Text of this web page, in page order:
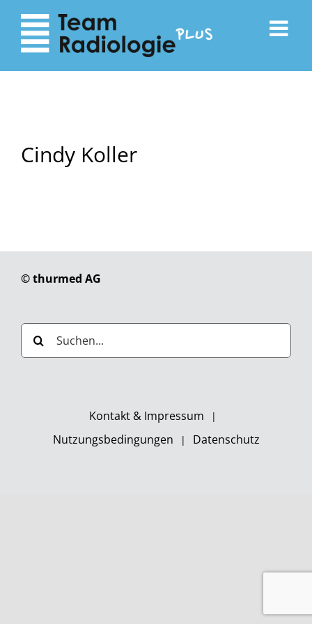
zum
Inhalt
Navigation
Cindy Koller
© thurmed AG
Suche
nach:
Kontakt & Impressum
Nutzungsbedingungen
Datenschutz